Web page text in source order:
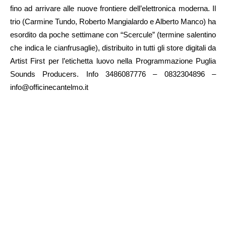
fino ad arrivare alle nuove frontiere dell’elettronica moderna. Il
trio (Carmine Tundo, Roberto Mangialardo e Alberto Manco) ha
esordito da poche settimane con “Scercule” (termine salentino
che indica le cianfrusaglie), distribuito in tutti gli store digitali da
Artist First per l’etichetta luovo nella Programmazione Puglia
Sounds Producers. Info 3486087776 – 0832304896 –
info@officinecantelmo.it